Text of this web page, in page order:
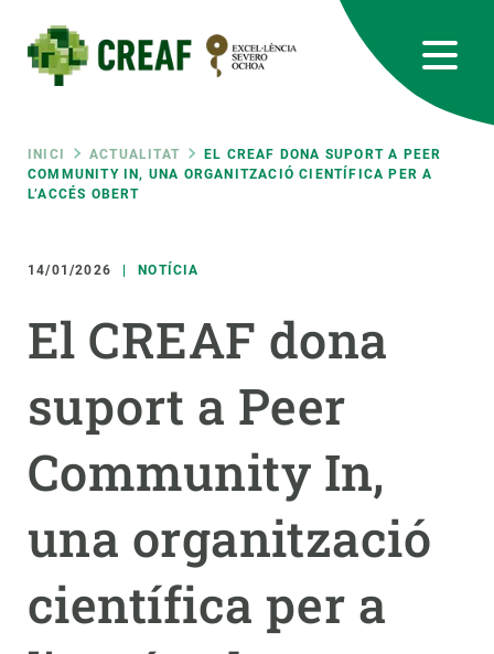
contingut
Fil
INICI ACTUALITAT
EL CREAF DONA SUPORT A PEER
COMMUNITY IN, UNA ORGANITZACIÓ CIENTÍFICA PER A
L’ACCÉS OBERT
14/01/2026 NOTÍCIA
El CREAF dona
suport a Peer
Community In,
una organització
científica per a
RRSS
responsive
Responsive
menu
SOBRE NOSALTRES
CIÈNCIA EN ACCIÓ
UNEIX-TE A NOSALTRES
PARTICIPA
NOTÍCIES I AGENDA